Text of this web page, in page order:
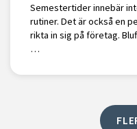
Semestertider innebär
rutiner. Det är också en
rikta in sig på företag.
…